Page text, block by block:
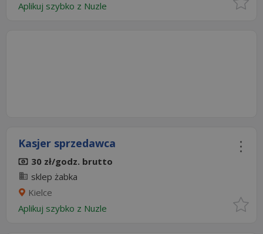
Aplikuj szybko z Nuzle
Kasjer sprzedawca
30 zł/godz. brutto
sklep żabka
Kielce
Aplikuj szybko z Nuzle